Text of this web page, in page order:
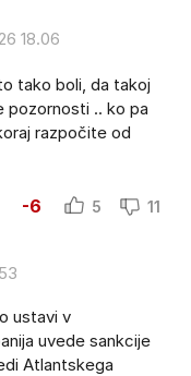
18.06
tako boli, da takoj
pozornosti .. ko pa
razpočite od
-6 5 11
ustavi v
uvede sankcije
Atlantskega